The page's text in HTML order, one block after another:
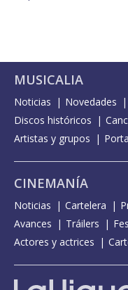
MUSICALIA
Noticias Novedades
Discos históricos
Artistas y grupos
CINEMANÍA
Noticias Cartelera
Avances
Tráilers
Actores y actrices